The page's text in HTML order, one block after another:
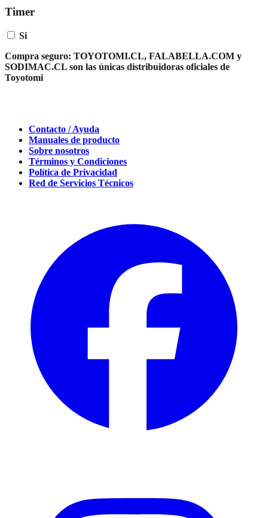
Timer
Si
Compra seguro: TOYOTOMI.CL, FALABELLA.COM y
SODIMAC.CL son las únicas distribuidoras oficiales de
Toyotomi
Contacto / Ayuda
Manuales de producto
Sobre nosotros
Términos y Condiciones
Política de Privacidad
Red de Servicios Técnicos